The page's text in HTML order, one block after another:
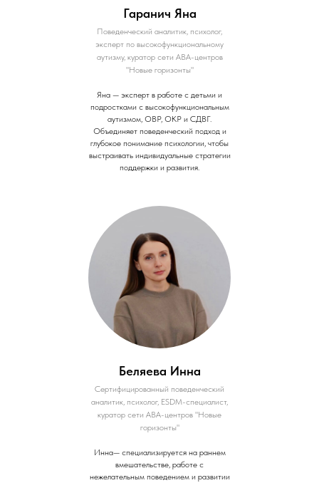
Гаранич Яна
Поведенческий аналитик, психолог,
эксперт по высокофункциональному
аутизму, куратор сети АВА-центров
"Новые горизонты"
Яна — эксперт в работе с детьми и
подростками с высокофункциональным
аутизмом, ОВР, ОКР и СДВГ.
Объединяет поведенческий подход и
глубокое понимание психологии, чтобы
выстраивать индивидуальные стратегии
поддержки и развития.
Беляева Инна
Сертифицированный поведенческий
аналитик, психолог, ESDM-специалист,
куратор сети АВА-центров "Новые
горизонты"
Инна— специализируется на раннем
вмешательстве, работе с
нежелательным поведением и развитии